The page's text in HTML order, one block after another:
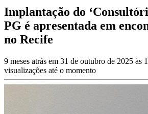
Implantação do
PG é apresentada em
no Recife
9 meses atrás em 31 de outubro de 2025 às
visualizações até o momento